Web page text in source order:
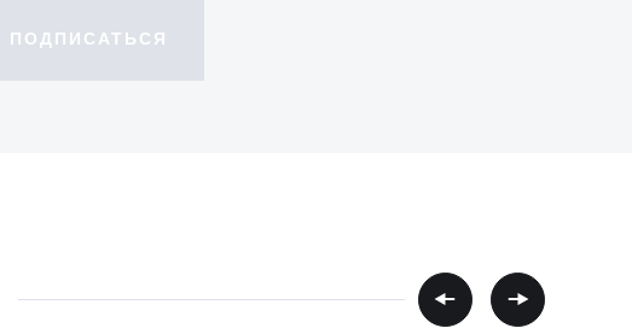
ПОДПИСАТЬСЯ